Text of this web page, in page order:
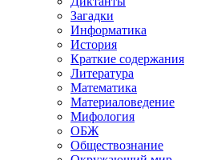
Загадки
Информатика
История
Краткие содержания
Литература
Математика
Материаловедение
Мифология
ОБЖ
Обществознание